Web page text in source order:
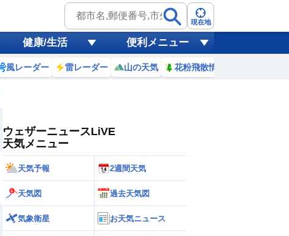
現在地
健康/生活 便利メニュー
風レーダー 雷レーダー 山の天気 花粉飛散情報
風
黄砂
天気 台風
ウェザーニュースLiVE
天気メニュー
天気予報 2週間天気
天気図 過去天気図
気象衛星 お天気ニュース